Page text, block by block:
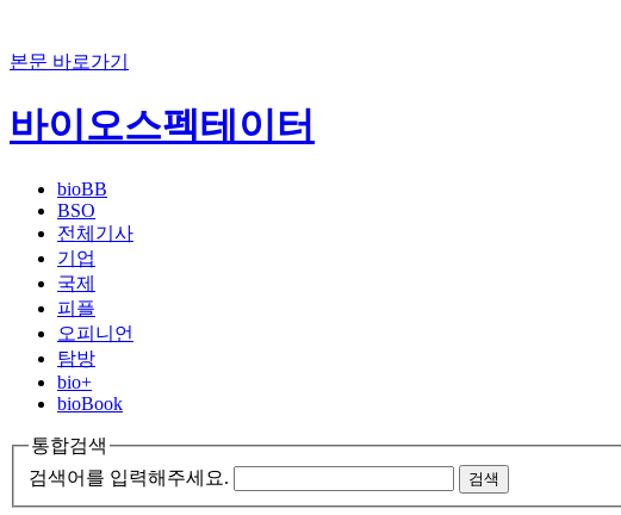
본문 바로가기
바이오스펙테이터
bioBB
BSO
전체기사
기업
국제
피플
오피니언
탐방
bio+
bioBook
통합검색
검색어를 입력해주세요.
검색